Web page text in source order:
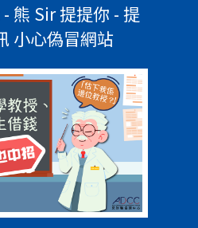
熊 Sir 提提你 - 提
小心偽冒網站